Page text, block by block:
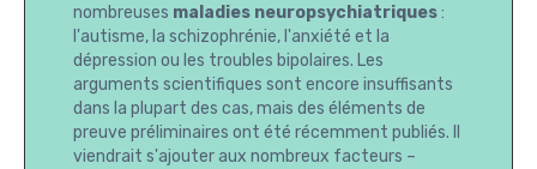
nombreuses maladies neuropsychiatriques:
l'autisme, la schizophrénie, l'anxiété et la
dépression ou les troubles bipolaires. Les
arguments scientifiques sont encore insuffisants
dans la plupart des cas, mais des éléments de
preuve préliminaires ont été récemment publiés. Il
viendrait s'ajouter aux nombreux facteurs –